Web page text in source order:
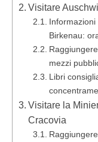
Visitare
Informazioni
Birkenau:
mezzi
Libri
Visitare la
Cracovia